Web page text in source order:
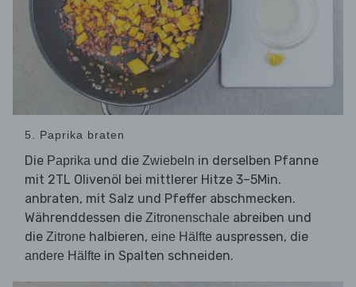
5. Paprika braten
Die Paprika und die Zwiebeln in derselben Pfanne
mit 2TL Olivenöl bei mittlerer Hitze 3–5Min.
anbraten, mit Salz und Pfeffer abschmecken.
Währenddessen die Zitronenschale abreiben und
die Zitrone halbieren, eine Hälfte auspressen, die
andere Hälfte in Spalten schneiden.